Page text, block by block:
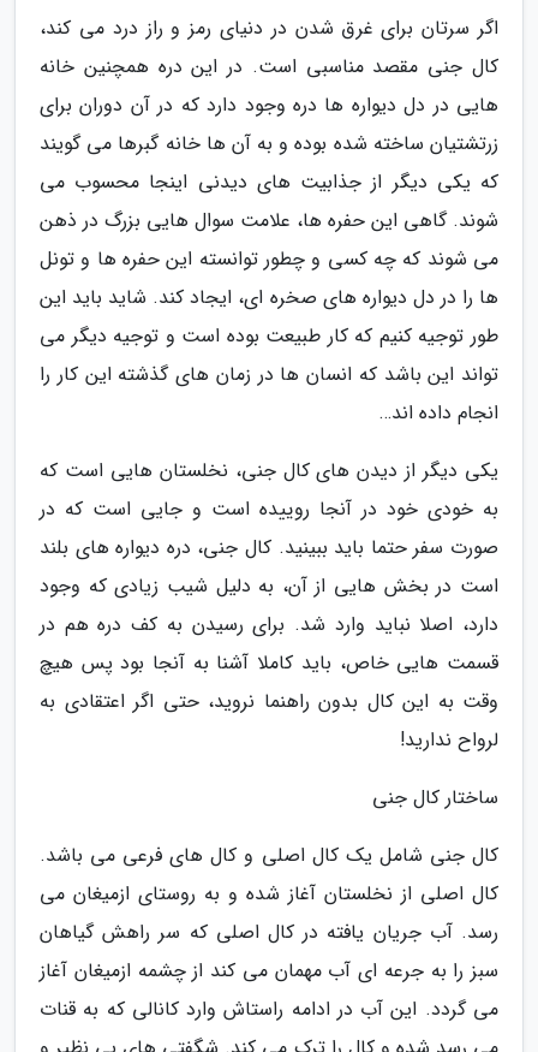
اگر سرتان برای غرق شدن در دنیای رمز و راز درد می کند،
کال جنی مقصد مناسبی است. در این دره همچنین خانه
هایی در دل دیواره ها دره وجود دارد که در آن دوران برای
زرتشتیان ساخته شده بوده و به آن ها خانه گبرها می گویند
که یکی دیگر از جذابیت های دیدنی اینجا محسوب می
شوند. گاهی این حفره ها، علامت سوال هایی بزرگ در ذهن
می شوند که چه کسی و چطور توانسته این حفره ها و تونل
ها را در دل دیواره های صخره ای، ایجاد کند. شاید باید این
طور توجیه کنیم که کار طبیعت بوده است و توجیه دیگر می
تواند این باشد که انسان ها در زمان های گذشته این کار را
انجام داده اند…
یکی دیگر از دیدن های کال جنی، نخلستان هایی است که
به خودی خود در آنجا روییده است و جایی است که در
صورت سفر حتما باید ببینید. کال جنی، دره دیواره های بلند
است در بخش هایی از آن، به دلیل شیب زیادی که وجود
دارد، اصلا نباید وارد شد. برای رسیدن به کف دره هم در
قسمت هایی خاص، باید کاملا آشنا به آنجا بود پس هیچ
وقت به این کال بدون راهنما نروید، حتی اگر اعتقادی به
لرواح ندارید!
ساختار کال جنی
کال جنی شامل یک کال اصلی و کال های فرعی می باشد.
کال اصلی از نخلستان آغاز شده و به روستای ازمیغان می
رسد. آب جریان یافته در کال اصلی که سر راهش گیاهان
سبز را به جرعه ای آب مهمان می کند از چشمه ازمیغان آغاز
می گردد. این آب در ادامه راستاش وارد کانالی که به قنات